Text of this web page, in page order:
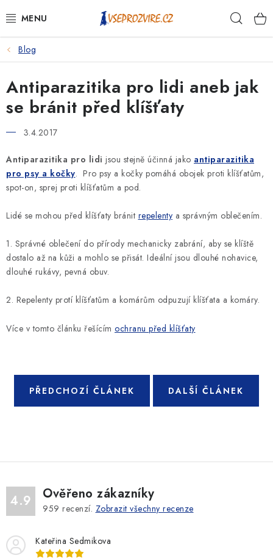
na
PSI
KOČKY
KONĚ
PRO CHOVATELE
NA NEMOCI
KRÁLÍCI/HLODAVCI/PTÁCI
SLEVY
ZNAČKY
Blog
Antiparazitika pro lidi aneb jak
se bránit před klíšťaty
3.4.2017
Antiparazitika pro lidi jsou stejně účinná jako antiparazitika
pro psy a kočky. Pro psy a kočky pomáhá obojek proti klíšťatům,
spot-on, sprej proti klíšťatům a pod.
Lidé se mohou před klíšťaty bránit repelenty a správným oblečením.
1. Správné oblečení do přírody mechanicky zabrání, aby se klíště
dostalo až na kůži a mohlo se přisát. Ideální jsou dlouhé nohavice,
dlouhé rukávy, pevná obuv.
2. Repelenty protí klíšťatům a komárům odpuzují klíšťata a komáry.
Více v tomto článku řešícím ochranu před klíšťaty
PŘEDCHOZÍ ČLÁNEK DALŠÍ ČLÁNEK
4.9 Ověřeno zákazníky
959 recenzí. Zobrazit všechny recenze
Kateřina Sedmikova